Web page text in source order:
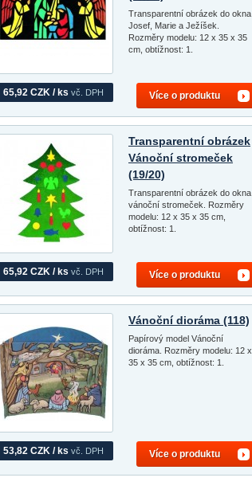
65,92 CZK / ks vč. DPH
Transparentní obrázek do okna
Josef, Marie a Ježíšek.
Rozměry modelu: 12 x 35 x 35
cm, obtížnost: 1.
Více o produktu
65,92 CZK / ks vč. DPH
Transparentní obrázek
Vánoční stromeček
(19/20)
Transparentní obrázek do okna
vánoční stromeček. Rozměry
modelu: 12 x 35 x 35 cm,
obtížnost: 1.
Více o produktu
53,82 CZK / ks vč. DPH
Vánoční dioráma (118)
Papírový model Vánoční
dioráma. Rozměry modelu: 12 x
35 x 35 cm, obtížnost: 1.
Více o produktu